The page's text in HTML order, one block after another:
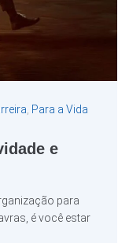
Para a Vida
e
para
é você estar